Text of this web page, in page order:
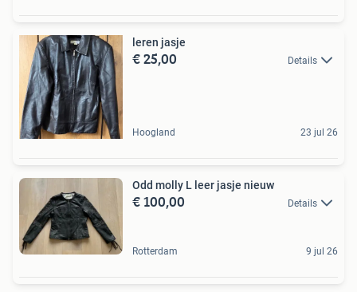
leren jasje
€ 25,00 Details
Hoogland 23 jul 26
Odd molly L leer jasje nieuw
€ 100,00 Details
Rotterdam 9 jul 26